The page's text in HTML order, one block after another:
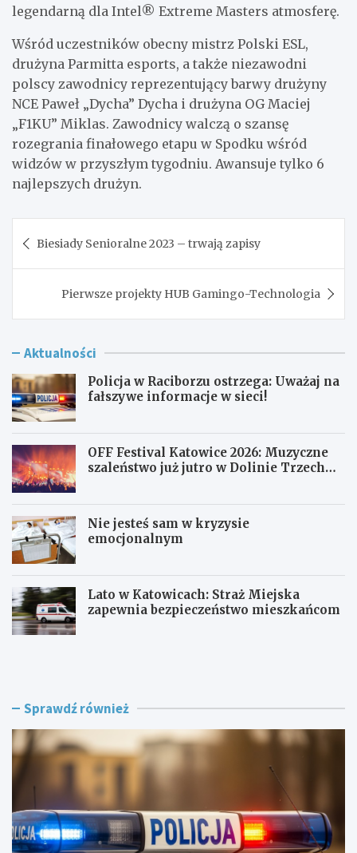
legendarną dla Intel® Extreme Masters atmosferę.
Wśród uczestników obecny mistrz Polski ESL,
drużyna Parmitta esports, a także niezawodni
polscy zawodnicy reprezentujący barwy drużyny
NCE Paweł „Dycha” Dycha i drużyna OG Maciej
„F1KU” Miklas. Zawodnicy walczą o szansę
rozegrania finałowego etapu w Spodku wśród
widzów w przyszłym tygodniu. Awansuje tylko 6
najlepszych drużyn.
wpisu
Biesiady Senioralne 2023 – trwają zapisy
Pierwsze projekty HUB Gamingo-Technologia
Aktualności
Policja w Raciborzu ostrzega: Uważaj na
fałszywe informacje w sieci!
OFF Festival Katowice 2026: Muzyczne
szaleństwo już jutro w Dolinie Trzech
Nie jesteś sam w kryzysie
emocjonalnym
Lato w Katowicach: Straż Miejska
zapewnia bezpieczeństwo mieszkańcom
P
j
w
R
a
c
b
o
r
O
s
i
v
a
l
a
t
o
Sprawdź również